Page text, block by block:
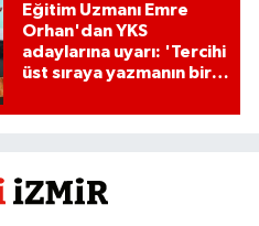
Eğitim Uzmanı Emre
Orhan'dan YKS
adaylarına uyarı: 'Tercihi
üst sıraya yazmanın bir